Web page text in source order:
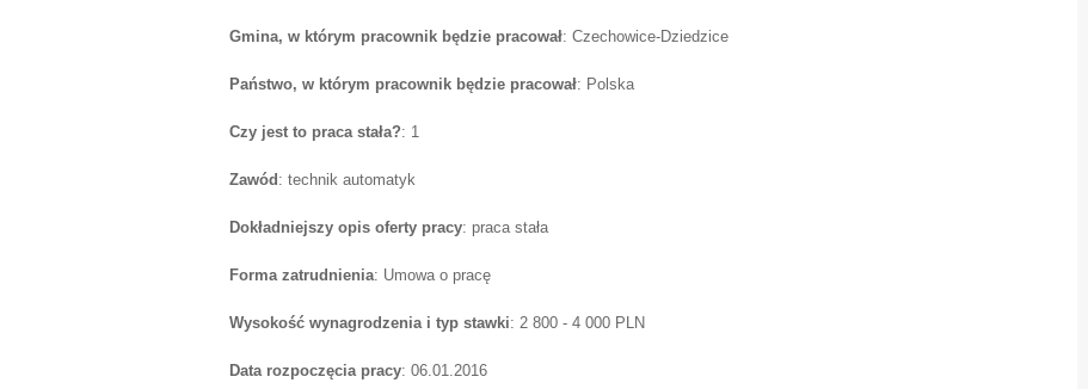
Gmina, w którym pracownik będzie pracował: Czechowice-Dziedzice
Państwo, w którym pracownik będzie pracował: Polska
Czy jest to praca stała?: 1
Zawód : technik automatyk
Dokładniejszy opis oferty pracy: praca stała
Forma zatrudnienia: Umowa o pracę
Wysokość wynagrodzenia i typ stawki: 2 800 - 4 000 PLN
Data rozpoczęcia pracy: 06.01.2016